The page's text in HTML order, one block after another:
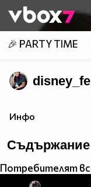
👾
🎉 PARTY TIME
Инфо
Съдържание
Потребителят